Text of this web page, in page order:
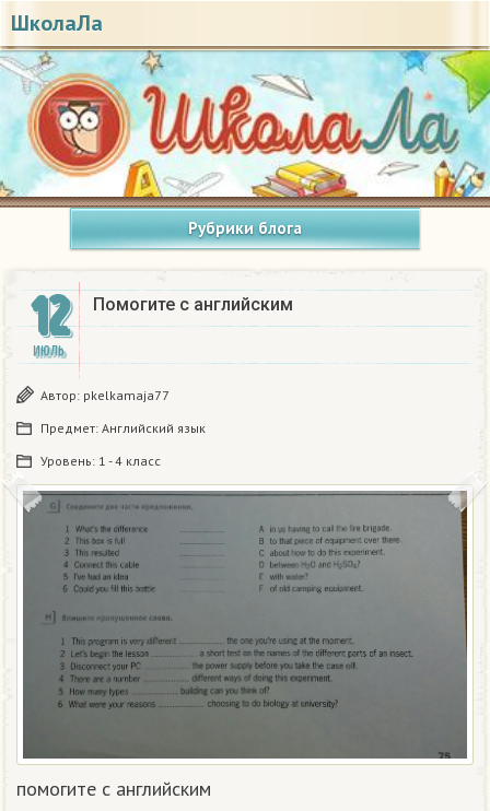
ШколаЛа
Рубрики блога
12
ИЮЛЬ
Помогите с английским
Автор: pkelkamaja77
Предмет: Английский язык
Уровень: 1 - 4 класс
помогите с английским